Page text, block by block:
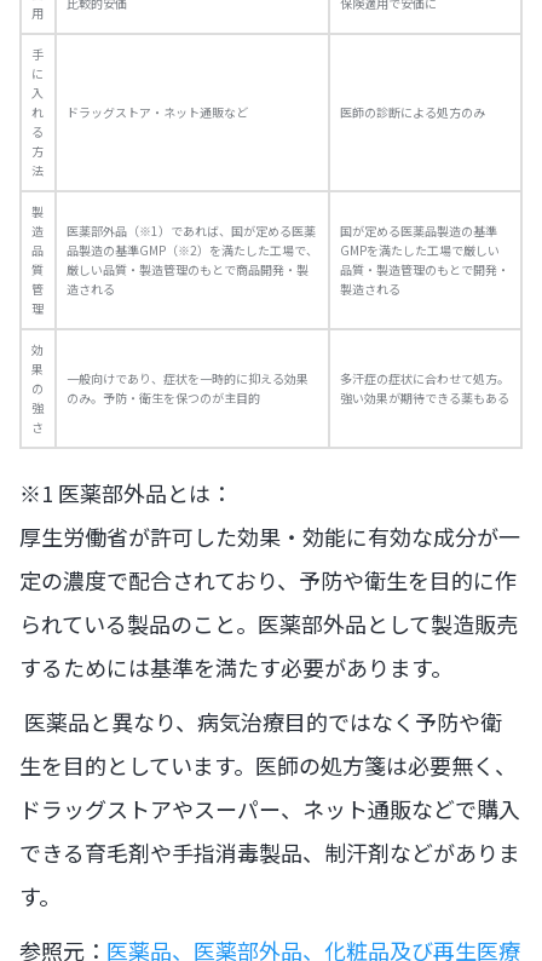
用
手
に
入
れ
る
方
法
ドラッグストア・ネット通販など 医師の診断による処方のみ
製
造
品
質
管
理
医薬部外品（※1）であれば、国が定める医薬
品製造の基準GMP（※2）を満たした工場で、
厳しい品質・製造管理のもとで商品開発・製
造される
国が定める医薬品製造の基準
GMPを満たした工場で厳しい
品質・製造管理のもとで開発・
製造される
効
果
の
強
さ
一般向けであり、症状を一時的に抑える効果
のみ。予防・衛生を保つのが主目的
多汗症の症状に合わせて処方。
強い効果が期待できる薬もある
※1 医薬部外品とは：
厚生労働省が許可した効果・効能に有効な成分が一
定の濃度で配合されており、予防や衛生を目的に作
られている製品のこと。医薬部外品として製造販売
するためには基準を満たす必要があります。
医薬品と異なり、病気治療目的ではなく予防や衛
生を目的としています。医師の処方箋は必要無く、
ドラッグストアやスーパー、ネット通販などで購入
できる育毛剤や手指消毒製品、制汗剤などがありま
す。
参照元： 医薬品、医薬部外品、化粧品及び再生医療